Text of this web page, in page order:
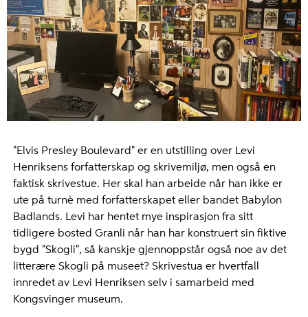
"Elvis Presley Boulevard" er en utstilling over Levi
Henriksens forfatterskap og skrivemiljø, men også en
faktisk skrivestue. Her skal han arbeide når han ikke er
ute på turnè med forfatterskapet eller bandet Babylon
Badlands. Levi har hentet mye inspirasjon fra sitt
tidligere bosted Granli når han har konstruert sin fiktive
bygd "Skogli", så kanskje gjennoppstår også noe av det
litterære Skogli på museet? Skrivestua er hvertfall
innredet av Levi Henriksen selv i samarbeid med
Kongsvinger museum.